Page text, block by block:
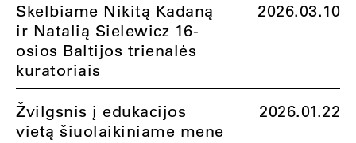
Skelbiame Nikitą Kadaną
ir Natalią Sielewicz 16-
osios Baltijos trienalės
kuratoriais
2026.03.10
Žvilgsnis į edukacijos
vietą šiuolaikiniame mene
2026.01.22